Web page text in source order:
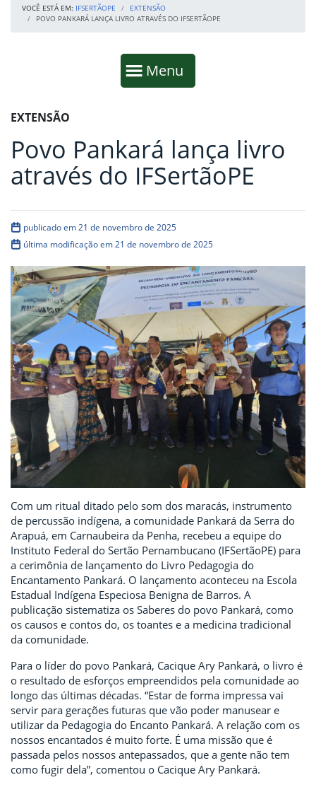
VOCÊ ESTÁ EM: IFSERTÃOPE
EXTENSÃO
POVO PANKARÁ LANÇA LIVRO ATRAVÉS DO IFSERTÃOPE
Mostrar
Menu
Fim da navegação
Início do conteúdo
EXTENSÃO
Povo Pankará lança livro
através do IFSertãoPE
publicado em 21 de novembro de 2025
última modificação em 21 de novembro de 2025
Com um ritual ditado pelo som dos maracás, instrumento
de percussão indígena, a comunidade Pankará da Serra do
Arapuá, em Carnaubeira da Penha, recebeu a equipe do
Instituto Federal do Sertão Pernambucano (IFSertãoPE) para
a cerimônia de lançamento do Livro Pedagogia do
Encantamento Pankará. O lançamento aconteceu na Escola
Estadual Indígena Especiosa Benigna de Barros. A
publicação sistematiza os Saberes do povo Pankará, como
os causos e contos do, os toantes e a medicina tradicional
da comunidade.
Para o líder do povo Pankará, Cacique Ary Pankará, o livro é
o resultado de esforços empreendidos pela comunidade ao
longo das últimas décadas. “Estar de forma impressa vai
servir para gerações futuras que vão poder manusear e
utilizar da Pedagogia do Encanto Pankará. A relação com os
nossos encantados é muito forte. É uma missão que é
passada pelos nossos antepassados, que a gente não tem
como fugir dela”, comentou o Cacique Ary Pankará.